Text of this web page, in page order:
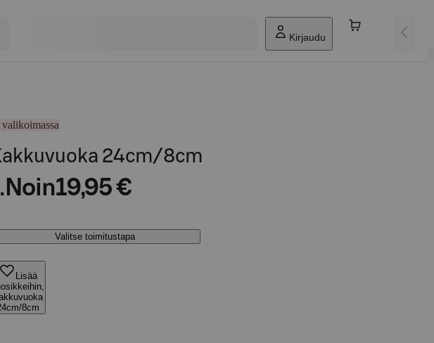
Kirjaudu
24cm/8cm
Noin19,95 €
Valitse toimitustapa
Lisää
8cm